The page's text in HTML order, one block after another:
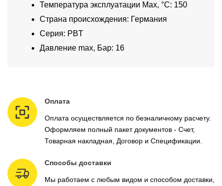
Температура эксплуатации Max, °C: 150
Страна происхождения: Германия
Серия: PBT
Давление max, Бар: 16
Оплата
Оплата осуществляется по безналичному расчету.
Оформляем полный пакет документов - Счет,
Товарная накладная, Договор и Спецификации.
Способы доставки
Мы работаем с любым видом и способом доставки,